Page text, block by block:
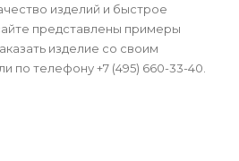
изделий и быстрое
представлены примеры
изделие со своим
по телефону +7 (495) 660-33-40.